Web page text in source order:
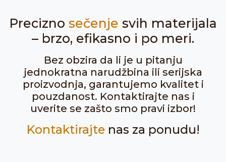
Precizno sečenje svih materijala
– brzo, efikasno i po meri.
Bez obzira da li je u pitanju
jednokratna narudžbina ili serijska
proizvodnja, garantujemo kvalitet i
pouzdanost. Kontaktirajte nas i
uverite se zašto smo pravi izbor!
Kontaktirajtenas za ponudu!